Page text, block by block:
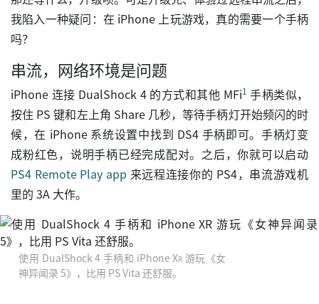
我陷入一种疑问：在 iPhone 上玩游戏，真的需要一个手柄
吗？
串流，网络环境是问题
iPhone 连接 DualShock 4 的方式和其他 MFi1 手柄类似，
按住 PS 键和左上角 Share 几秒，等待手柄灯开始频闪的时
候，在 iPhone 系统设置中找到 DS4 手柄即可。手柄灯变
成粉红色，说明手柄已经完成配对。之后，你就可以启动
PS4 Remote Play app 来远程连接你的 PS4，串流游戏机
里的 3A 大作。
使用 DualShock 4 手柄和 iPhone XR 游玩《女
神异闻录 5》，比用 PS Vita 还舒服。